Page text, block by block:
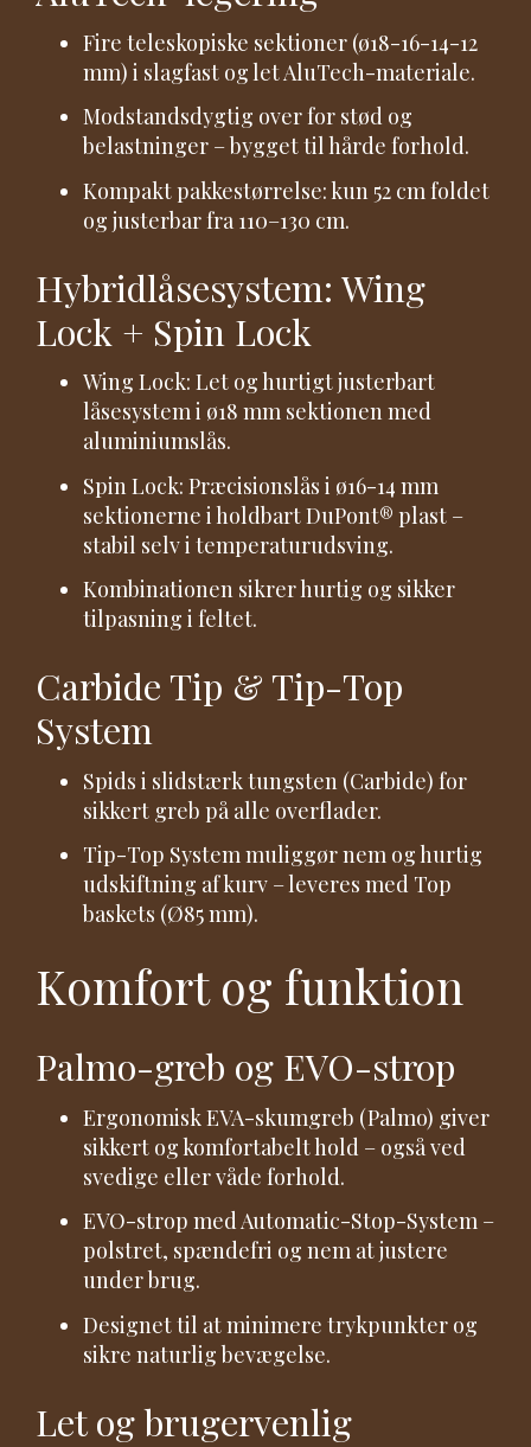
Fire teleskopiske sektioner (ø18-16-14-12
mm) i slagfast og let AluTech-materiale.
Modstandsdygtig over for stød og
belastninger – bygget til hårde forhold.
Kompakt pakkestørrelse: kun 52 cm foldet
og justerbar fra 110–130 cm.
Hybridlåsesystem: Wing
Lock + Spin Lock
Wing Lock: Let og hurtigt justerbart
låsesystem i ø18 mm sektionen med
aluminiumslås.
Spin Lock: Præcisionslås i ø16-14 mm
sektionerne i holdbart DuPont® plast –
stabil selv i temperaturudsving.
Kombinationen sikrer hurtig og sikker
tilpasning i feltet.
Carbide Tip & Tip-Top
System
Spids i slidstærk tungsten (Carbide) for
sikkert greb på alle overflader.
Tip-Top System muliggør nem og hurtig
udskiftning af kurv – leveres med Top
baskets (Ø85 mm).
Komfort og funktion
Palmo-greb og EVO-strop
Ergonomisk EVA-skumgreb (Palmo) giver
sikkert og komfortabelt hold – også ved
svedige eller våde forhold.
EVO-strop med Automatic-Stop-System –
polstret, spændefri og nem at justere
under brug.
Designet til at minimere trykpunkter og
sikre naturlig bevægelse.
Let og brugervenlig